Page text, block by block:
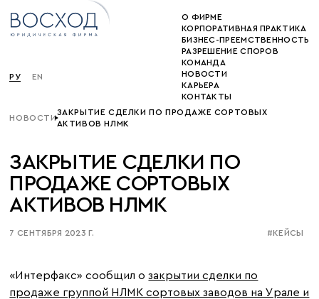
РУ EN
О ФИРМЕ
КОРПОРАТИВНАЯ ПРАКТИКА
БИЗНЕС-ПРЕЕМСТВЕННОСТЬ
РАЗРЕШЕНИЕ СПОРОВ
КОМАНДА
НОВОСТИ
КАРЬЕРА
КОНТАКТЫ
НОВОСТИ
ЗАКРЫТИЕ СДЕЛКИ ПО ПРОДАЖЕ СОРТОВЫХ
АКТИВОВ НЛМК
ЗАКРЫТИЕ СДЕЛКИ ПО
ПРОДАЖЕ СОРТОВЫХ
АКТИВОВ НЛМК
7 СЕНТЯБРЯ 2023 Г. #КЕЙСЫ
«Интерфакс» сообщил озакрытии сделки по
продаже группой НЛМК сортовых заводов на Урале и